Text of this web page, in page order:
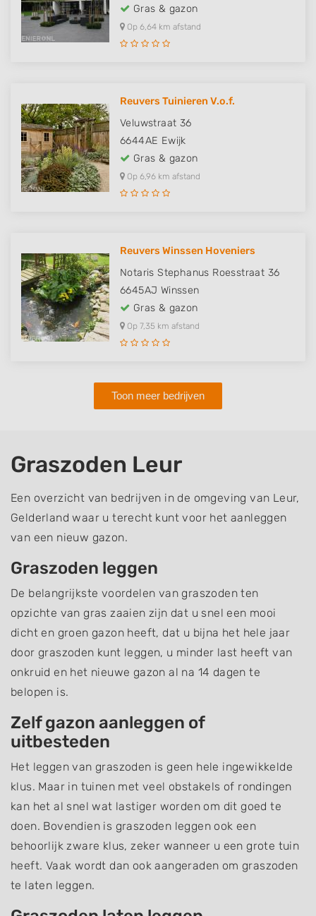
Gras & gazon
Op 6,64 km afstand
Reuvers Tuinieren V.o.f.
Veluwstraat 36
6644AE Ewijk
Gras & gazon
Op 6,96 km afstand
Reuvers Winssen Hoveniers
Notaris Stephanus Roesstraat 36
6645AJ Winssen
Gras & gazon
Op 7,35 km afstand
Toon meer bedrijven
Graszoden Leur
Een overzicht van bedrijven in de omgeving van Leur,
Gelderland waar u terecht kunt voor het aanleggen
van een nieuw gazon.
Graszoden leggen
De belangrijkste voordelen van graszoden ten
opzichte van gras zaaien zijn dat u snel een mooi
dicht en groen gazon heeft, dat u bijna het hele jaar
door graszoden kunt leggen, u minder last heeft van
onkruid en het nieuwe gazon al na 14 dagen te
belopen is.
Zelf gazon aanleggen of
uitbesteden
Het leggen van graszoden is geen hele ingewikkelde
klus. Maar in tuinen met veel obstakels of rondingen
kan het al snel wat lastiger worden om dit goed te
doen. Bovendien is graszoden leggen ook een
behoorlijk zware klus, zeker wanneer u een grote tuin
heeft. Vaak wordt dan ook aangeraden om graszoden
te laten leggen.